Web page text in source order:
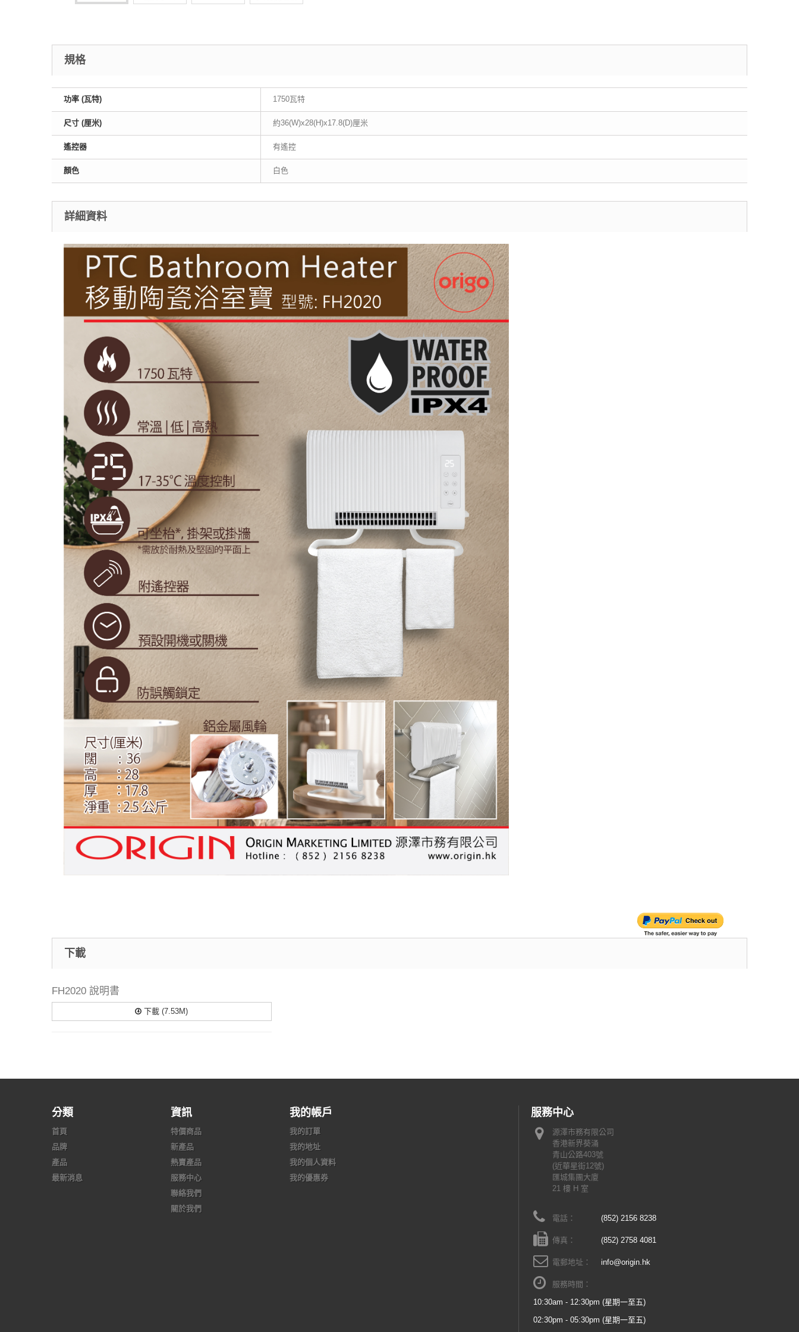
規格
功率 (瓦特) 1750瓦特
尺寸 (厘米) 約36(W)x28(H)x17.8(D)厘米
遙控器 有遙控
顏色 白色
詳細資料
下載
FH2020 說明書
下載 (7.53M)
分類
首頁
品牌
產品
最新消息
資訊
特價商品
新產品
熱賣產品
服務中心
聯絡我們
關於我們
我的帳戶
我的訂單
我的地址
我的個人資料
我的優惠券
服務中心
源澤市務有限公司
香港新界葵涌
青山公路403號
(近華星街12號)
匯城集團大廈
21 樓 H 室
電話： (852) 2156 8238
傳真： (852) 2758 4081
電郵地址： info@origin.hk
服務時間：
10:30am - 12:30pm (星期一至五)
02:30pm - 05:30pm (星期一至五)